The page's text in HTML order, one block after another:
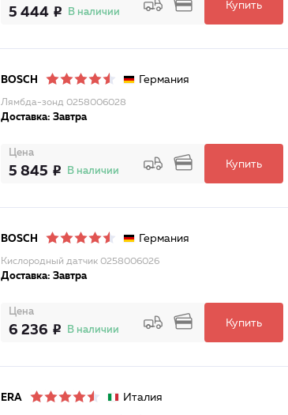
5 444 В наличии
Купить
BOSCH Германия
Лямбда-зонд 0258006028
Доставка: Завтра
Цена
5 845 В наличии
Купить
BOSCH Германия
Кислородный датчик 0258006026
Доставка: Завтра
Цена
6 236 В наличии
Купить
ERA Италия